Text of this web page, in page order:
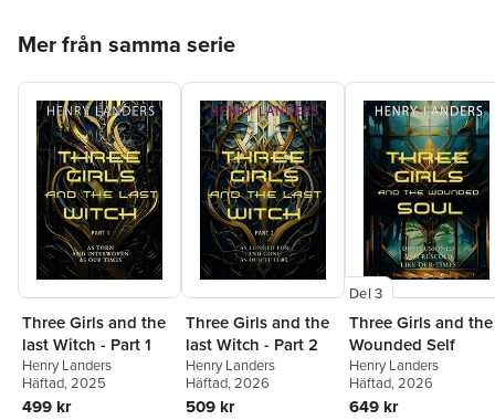
Mer från samma serie
Three Girls and the
last Witch - Part 1
Henry Landers
Häftad, 2025
499 kr
Three Girls and the
last Witch - Part 2
Henry Landers
Häftad, 2026
509 kr
Del 3
Three Girls and the
Wounded Self
Henry Landers
Häftad, 2026
649 kr